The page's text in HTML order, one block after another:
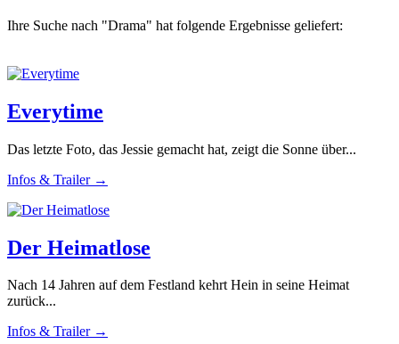
Ihre Suche nach "Drama" hat folgende Ergebnisse geliefert:
Everytime
Das letzte Foto, das Jessie gemacht hat, zeigt die Sonne über...
Infos & Trailer →
Der Heimatlose
Nach 14 Jahren auf dem Festland kehrt Hein in seine Heimat
zurück...
Infos & Trailer →